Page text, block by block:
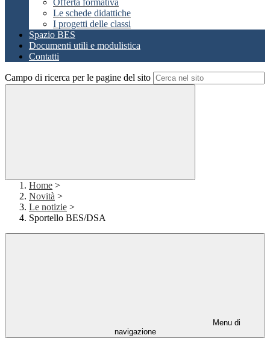
Offerta formativa
Le schede didattiche
I progetti delle classi
Spazio BES
Documenti utili e modulistica
Contatti
Campo di ricerca per le pagine del sito
Home >
Novità >
Le notizie >
Sportello BES/DSA
Menu di
navigazione